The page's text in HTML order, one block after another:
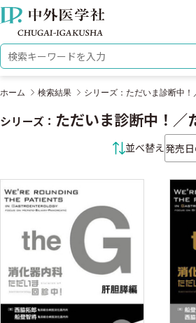
株式会社 中外医学社
検索キーワード
ホーム 検索結果 シリーズ：ただいま診断中！
シリーズ： ただいま診断中！／
並べ替え並べ